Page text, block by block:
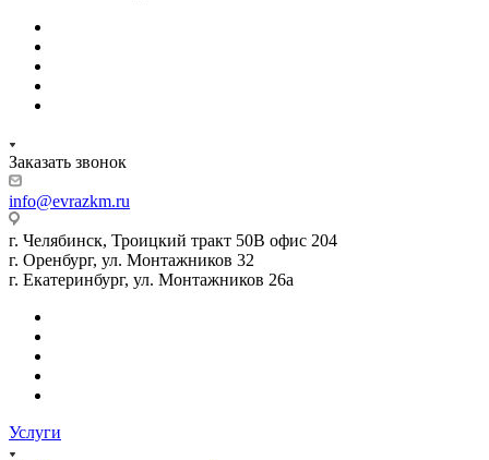
Заказать звонок
info@evrazkm.ru
г. Челябинск, Троицкий тракт 50В офис 204
г. Оренбург, ул. Монтажников 32
г. Екатеринбург, ул. Монтажников 26а
Услуги